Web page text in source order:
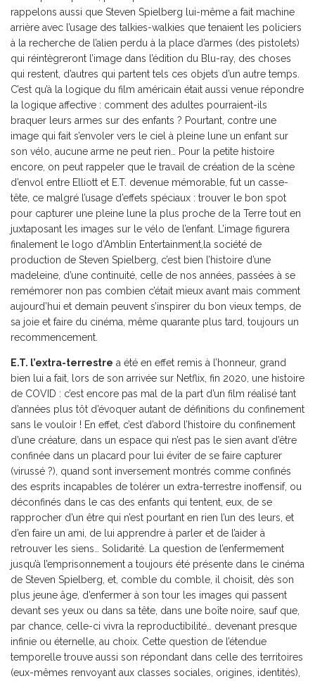
rappelons aussi que Steven Spielberg lui-même a fait machine
arrière avec l’usage des talkies-walkies que tenaient les policiers
à la recherche de l’alien perdu à la place d’armes (des pistolets)
qui réintègreront l’image dans l’édition du Blu-ray, des choses
qui restent, d’autres qui partent tels ces objets d’un autre temps.
C’est qu’à la logique du film américain était aussi venue répondre
la logique affective : comment des adultes pourraient-ils
braquer leurs armes sur des enfants ? Pourtant, contre une
image qui fait s’envoler vers le ciel à pleine lune un enfant sur
son vélo, aucune arme ne peut rien… Pour la petite histoire
encore, on peut rappeler que le travail de création de la scène
d’envol entre Elliott et E.T. devenue mémorable, fut un casse-
tête, ce malgré l’usage d’effets spéciaux : trouver le bon spot
pour capturer une pleine lune la plus proche de la Terre tout en
juxtaposant les images sur le vélo de l’enfant. L’image figurera
finalement le logo d’Amblin Entertainment,la société de
production de Steven Spielberg, c’est bien l’histoire d’une
madeleine, d’une continuité, celle de nos années, passées à se
remémorer non pas combien c’était mieux avant mais comment
aujourd’hui et demain peuvent s’inspirer du bon vieux temps, de
sa joie et faire du cinéma, même quarante plus tard, toujours un
recommencement.
E.T. l’extra-terrestre a été en effet remis à l’honneur, grand
bien lui a fait, lors de son arrivée sur Netflix, fin 2020, une histoire
de COVID : c’est encore pas mal de la part d’un film réalisé tant
d’années plus tôt d’évoquer autant de définitions du confinement
sans le vouloir ! En effet, c’est d’abord l’histoire du confinement
d’une créature, dans un espace qui n’est pas le sien avant d’être
confinée dans un placard pour lui éviter de se faire capturer
(virussé ?), quand sont inversement montrés comme confinés
des esprits incapables de tolérer un extra-terrestre inoffensif, ou
déconfinés dans le cas des enfants qui tentent, eux, de se
rapprocher d’un être qui n’est pourtant en rien l’un des leurs, et
d’en faire un ami, de lui apprendre à parler et de l’aider à
retrouver les siens… Solidarité. La question de l’enfermement
jusqu’à l’emprisonnement a toujours été présente dans le cinéma
de Steven Spielberg, et, comble du comble, il choisit, dès son
plus jeune âge, d’enfermer à son tour les images qui passent
devant ses yeux ou dans sa tête, dans une boîte noire, sauf que,
par chance, celle-ci vivra la reproductibilité… devenant presque
infinie ou éternelle, au choix. Cette question de l’étendue
temporelle trouve aussi son répondant dans celle des territoires
(eux-mêmes renvoyant aux classes sociales, origines, identités),